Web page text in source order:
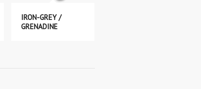
IRON-GREY /
GRENADINE